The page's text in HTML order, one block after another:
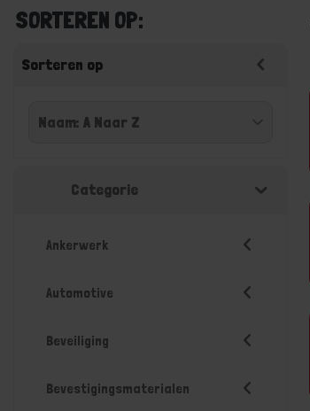
SORTEREN OP:
Sorteren op
Categorie
Ankerwerk
Automotive
Beveiliging
Bevestigingsmaterialen